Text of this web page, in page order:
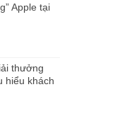
Apple tại
thưởng
hiểu khách